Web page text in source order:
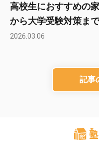
高校生におすすめの
から大学受験対策まで
2026.03.06
記事